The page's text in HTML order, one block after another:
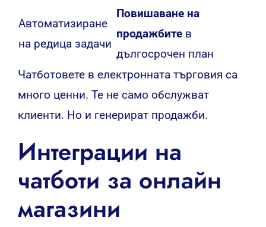
Автоматизиране
на редица задачи
Повишаване на
продажбите в
дългосрочен план
Чатботовете в електронната търговия са
много ценни. Те не само обслужват
клиенти. Но и генерират продажби.
Интеграции на
чатботи за онлайн
магазини